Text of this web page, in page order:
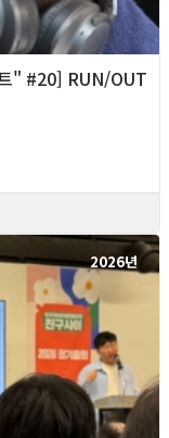
" #20] RUN/OUT
2026년